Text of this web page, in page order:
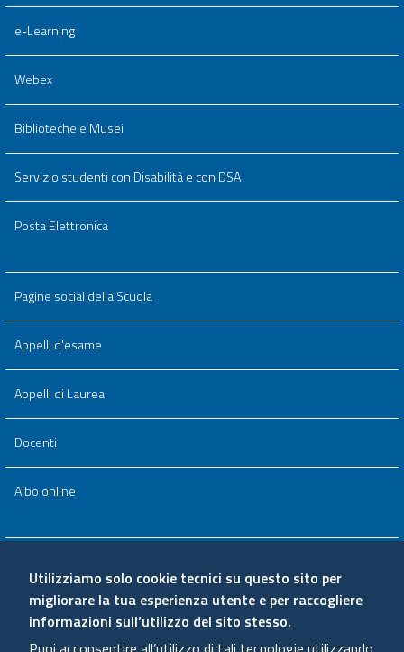
e-Learning
Webex
Biblioteche e Musei
Servizio studenti con Disabilità e con DSA
Posta Elettronica
Pagine social della Scuola
Appelli d'esame
Appelli di Laurea
Docenti
Albo online
Qualità e valutazione
Utilizziamo solo cookie tecnici su questo sito per
migliorare la tua esperienza utente e per raccogliere
informazioni sull’utilizzo del sito stesso.